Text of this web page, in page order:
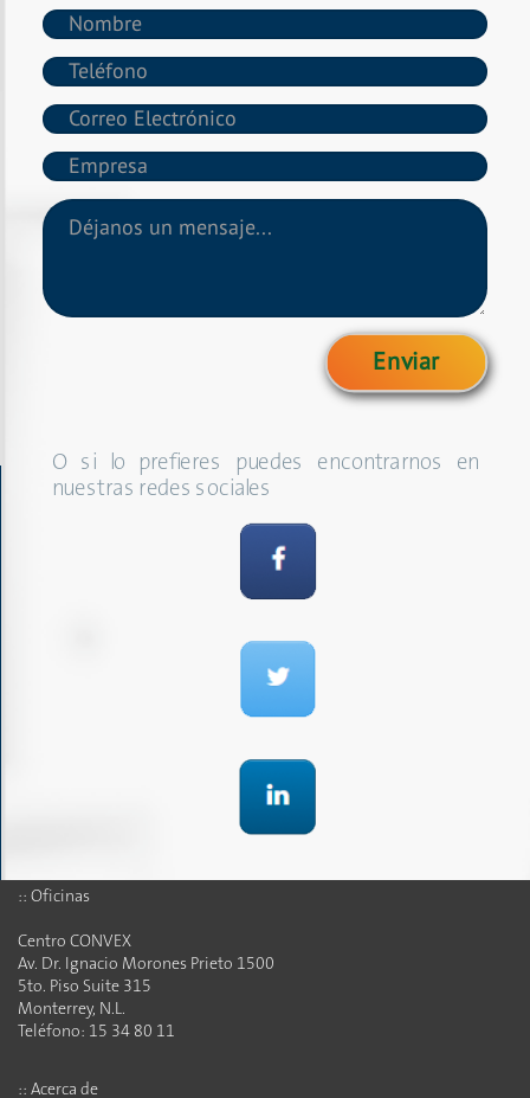
O si lo prefieres puedes encontrarnos en
nuestras redes sociales
:: Oficinas
Centro CONVEX
Av. Dr. Ignacio Morones Prieto 1500
5to. Piso Suite 315
Monterrey, N.L.
Teléfono: 15 34 80 11
:: Acerca de